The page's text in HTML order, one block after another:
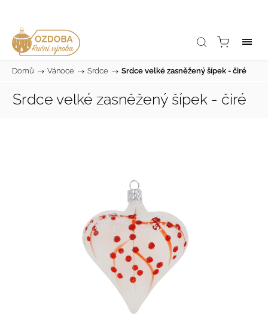
Domů / Vánoce / Srdce / Srdce velké zasněžený šípek - čiré
Srdce velké zasněžený šípek - čiré